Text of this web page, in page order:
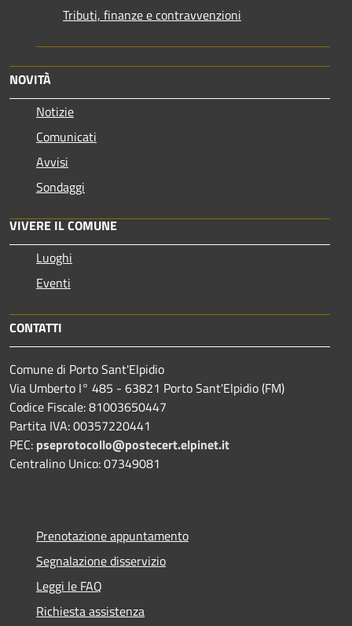
Tributi, finanze e contravvenzioni
NOVITÀ
Notizie
Comunicati
Avvisi
Sondaggi
VIVERE IL COMUNE
Luoghi
Eventi
CONTATTI
Comune di Porto Sant'Elpidio
Via Umberto I° 485 - 63821 Porto Sant'Elpidio (FM)
Codice Fiscale: 81003650447
Partita IVA: 00357220441
PEC: pseprotocollo@postecert.elpinet.it
Centralino Unico: 07349081
Prenotazione appuntamento
Segnalazione disservizio
Leggi le FAQ
Richiesta assistenza